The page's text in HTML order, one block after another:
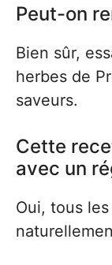
Peut-on
Bien sûr,
herbes de
saveurs.
Cette
avec un
Oui, tous